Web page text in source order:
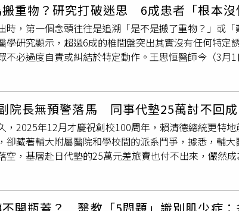
。所幸在完成新單曲前置準備後，經過一個多月的休息
「傷病女團」，記者會上也分享不少練習過程的身體
除夕夜》，挑戰Energy經典舞步「16蹲」時，練習期
，團員看到她時偶爾會主動幫忙搥背。蔡亞恩則提到
周到醫院
處理積水，常痛到忍不住尖叫。談
相當困難，「常常錯過換氣點，差點氣絕在錄音室」
頻打結，留下不少難忘回憶。隨著〈偷偷被你打敗〉
面貌。
重物？研究打破迷思 6成患者「根本沒
時，第一個念頭往往是追溯「是不是搬了重物？」或「
學研究顯示，超過6成的椎間盤突出其實沒有任何特定
不必過度自責或糾結於特定動作。王思恒醫師今（3月
椎外科權威期刊《The Spine Journal》的一項研究，
神經壓迫的患者進行回溯分析。結果顯示，高達62%
發生；26%的人雖有特定誘因，卻是如彎腰、打噴嚏
的12%。這項研究顛覆了許多人「一次受傷導致病發」
爆胎，最後那一瞬間可能只是壓到一顆小石頭，但真
是否有明確誘因，患者感受到的疼痛程度與功能障礙
嚴重程度是相當的。針對臨床上常見的焦慮，王醫師
我」，因為椎間盤的受損通常是數千次壓力循環下的
關鍵的預防之道在於長期的生活習慣。比起擔心那一
免長時間維持同一姿勢，用日常的保養來對抗不可避免
院長無預警落馬 同事代墊25萬討不回
，2025年12月才慶祝創校100周年，賴清德總統更特
卻藏著輔大附屬醫院和學校間的派系鬥爭，據悉，輔
空，基層赴日代墊的25萬元差旅費也付不出來，儼然
，此案沒有先通過申請，後續也未補正，因而於法無
，他因年輕和活力而受到多位優秀校友欣賞，但也與學
而藍易振上台後，積極爭取校友捐款，富邦金董事長